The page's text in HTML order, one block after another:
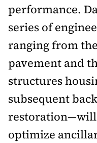
performance.
series of
ranging from
pavement and
structures
subsequent
restoration—will
optimize